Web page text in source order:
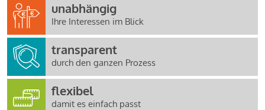
unabhängig
Ihre Interessen im Blick
transparent
durch den ganzen Prozess
flexibel
damit es einfach passt